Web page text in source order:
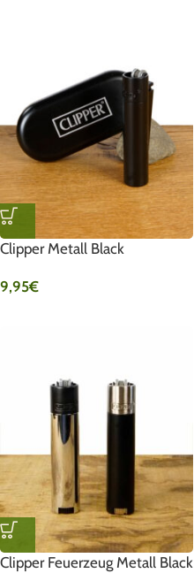
Clipper Metall Black
9,95€
Clipper Feuerzeug Metall Black